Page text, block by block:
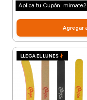
Aplica tu Cupón:
Agregar
LLEGA EL LUNES